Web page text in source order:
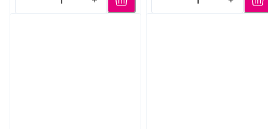
Quantity: 1 Quantity: 1